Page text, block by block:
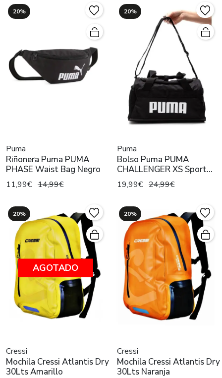
20%
Puma
Riñonera Puma PUMA
PHASE Waist Bag Negro
11,99€ 14,99€
20%
Puma
Bolso Puma PUMA
CHALLENGER XS Sport
Bag Negro
19,99€ 24,99€
20%
AGOTADO
Cressi
Mochila Cressi Atlantis Dry
30Lts Amarillo
20%
Cressi
Mochila Cressi Atlantis Dry
30Lts Naranja